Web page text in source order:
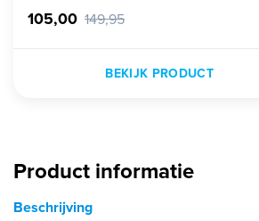
105,00 149,95
BEKIJK PRODUCT
Product informatie
Beschrijving